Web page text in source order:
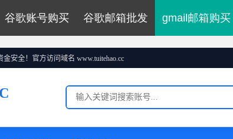
谷歌账号购买 谷歌邮箱批发 gmail邮箱购买